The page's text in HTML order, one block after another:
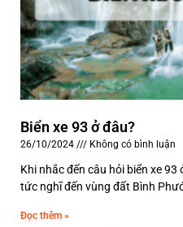
Biển xe 93 ở đâu?
26/10/2024 Không có bình luận
Khi nhắc đến câu hỏi biển xe
tức nghĩ đến vùng đất Bình
Đọc thêm »